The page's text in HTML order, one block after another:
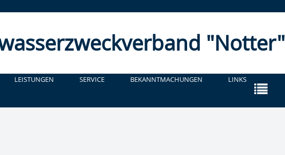
"Notter"
LEISTUNGEN SERVICE BEKANNTMACHUNGEN LINKS